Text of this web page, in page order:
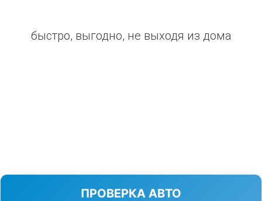
быстро, выгодно, не выходя из дома
ПРОВЕРКА АВТО